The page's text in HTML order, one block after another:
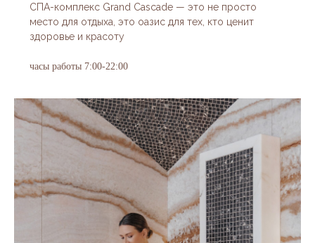
СПА-комплекс Grand Cascade — это не просто
место для отдыха, это оазис для тех, кто ценит
здоровье и красоту
часы работы 7:00-22:00